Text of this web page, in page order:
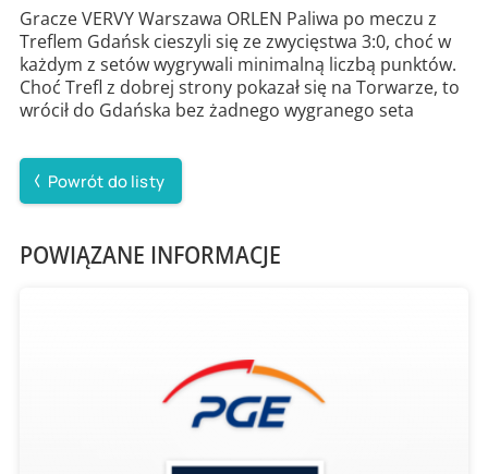
Gracze VERVY Warszawa ORLEN Paliwa po meczu z
Treflem Gdańsk cieszyli się ze zwycięstwa 3:0, choć w
każdym z setów wygrywali minimalną liczbą punktów.
Choć Trefl z dobrej strony pokazał się na Torwarze, to
wrócił do Gdańska bez żadnego wygranego seta
Powrót do listy
POWIĄZANE INFORMACJE